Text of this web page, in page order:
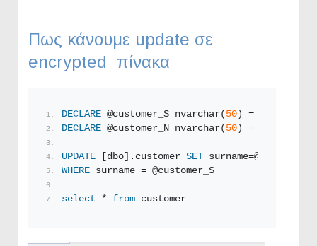
Πως κάνουμε update σε
encrypted πίνακα
DECLARE @customer_S nvarchar( 50) =
DECLARE @customer_N nvarchar( 50) =
UPDATE [dbo].customer SET surname=@customer_N
WHERE surname = @customer_S
select * from customer